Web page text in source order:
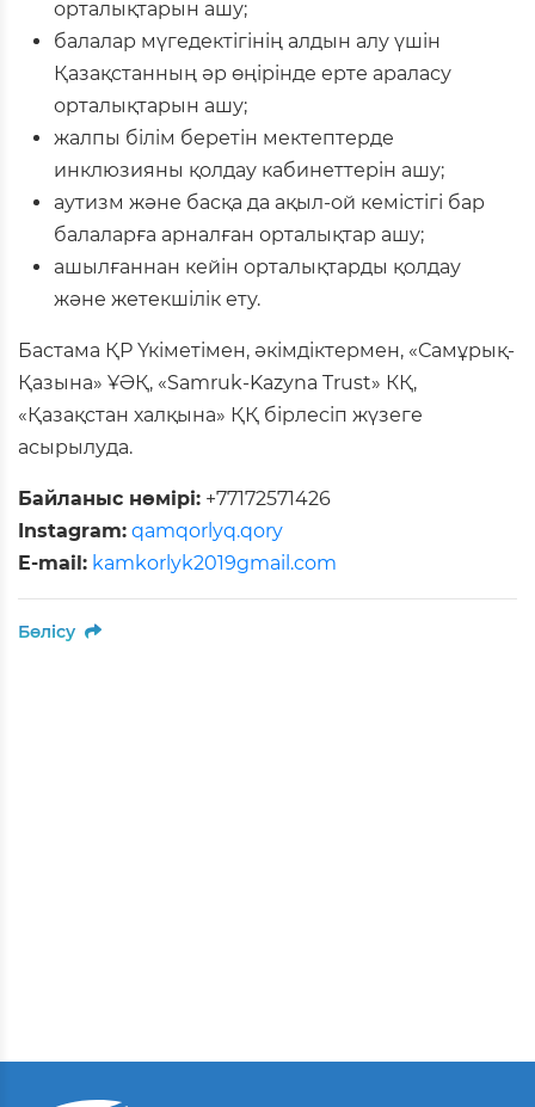
орталықтарын ашу;
балалар мүгедектігінің алдын алу үшін
Қазақстанның әр өңірінде ерте араласу
орталықтарын ашу;
жалпы білім беретін мектептерде
инклюзияны қолдау кабинеттерін ашу;
аутизм және басқа да ақыл-ой кемістігі бар
балаларға арналған орталықтар ашу;
ашылғаннан кейін орталықтарды қолдау
және жетекшілік ету.
Бастама ҚР Үкіметімен, әкімдіктермен, «Самұрық-
Қазына» ҰӘҚ, «Samruk-Kazyna Trust» КҚ,
«Қазақстан халқына» ҚҚ бірлесіп жүзеге
асырылуда.
Байланыс нөмірі: +77172571426
Instagram: qamqorlyq.qory
E-mail: kamkorlyk2019gmail.com
Бөлісу